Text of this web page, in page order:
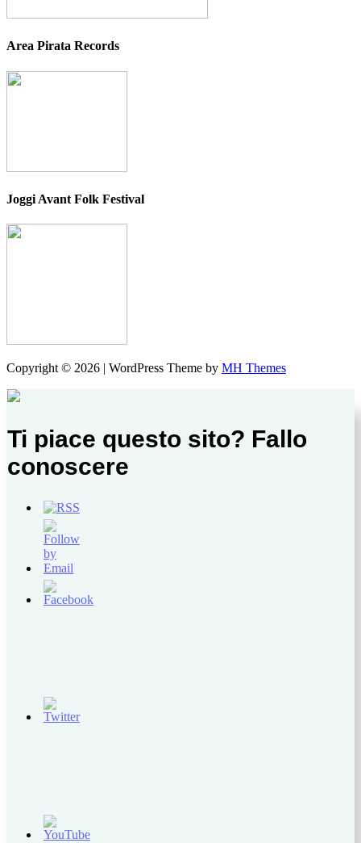
Area Pirata Records
Joggi Avant Folk Festival
Copyright © 2026 | WordPress Theme by MH Themes
Ti piace questo sito? Fallo
conoscere